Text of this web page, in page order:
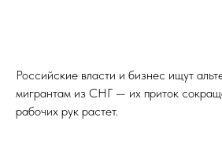
Российские власти и бизнес ищут
мигрантам из СНГ — их приток
рабочих рук растет.